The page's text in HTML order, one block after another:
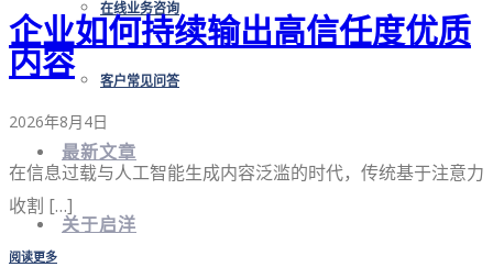
在线业务咨询
客户常见问答
最新文章
关于启洋
企业如何持续输出高信任度优质
内容
2026年8月4日
在信息过载与人工智能生成内容泛滥的时代，传统基于注意力
收割 […]
阅读更多